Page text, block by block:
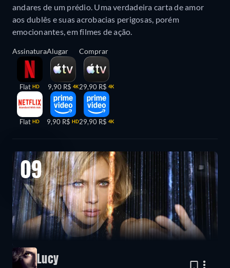
andares de um prédio. Uma verdadeira carta de amor
aos dublês e suas acrobacias perigosas, porém
emocionantes, em filmes de ação.
Assinatura
Flat HD
Flat HD
Alugar
9,90 R$ 4K
9,90 R$ HD
Comprar
29,90 R$ 4K
29,90 R$ 4K
09
Lucy